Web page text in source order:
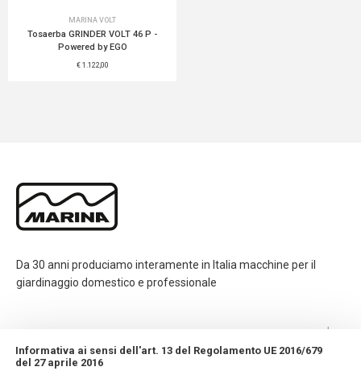
MARINA VOLT
Tosaerba GRINDER VOLT 46 P -
Powered by EGO
€ 1.122,00
Da 30 anni produciamo interamente in Italia macchine per il
giardinaggio domestico e professionale
Informativa ai sensi dell'art. 13 del Regolamento UE 2016/679
del 27 aprile 2016